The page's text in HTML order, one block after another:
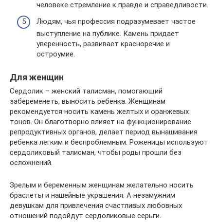
человеке стремление к правде и справедливости.
Людям, чья профессия подразумевает частое
выступление на публике. Камень придает
уверенность, развивает красноречие и
остроумие.
Для женщин
Сердолик – женский талисман, помогающий
забеременеть, выносить ребенка. Женщинам
рекомендуется носить камень желтых и оранжевых
тонов. Он благотворно влияет на функционирование
репродуктивных органов, делает период вынашивания
ребенка легким и беспроблемным. Роженицы используют
сердоликовый талисман, чтобы роды прошли без
осложнений.
Зрелым и беременным женщинам желательно носить
браслеты и нашейные украшения. А незамужним
девушкам для привлечения счастливых любовных
отношений подойдут сердоликовые серьги.